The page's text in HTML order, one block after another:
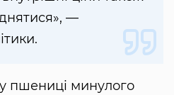
—
пшениці минулого